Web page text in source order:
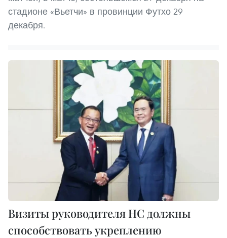
стадионе «Вьетчи» в провинции Футхо 29
декабря.
Визиты руководителя НС должны
способствовать укреплению